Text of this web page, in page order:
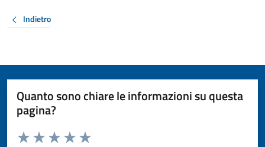
Indietro
Quanto sono chiare le informazioni su questa
pagina?
Valuta da 1 a 5 stelle la pagina